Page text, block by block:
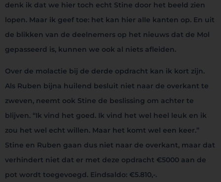
denk ik dat we hier toch echt Stine door het beeld zien
lopen. Maar ik geef toe: het kan hier alle kanten op. En uit
de blikken van de deelnemers op het nieuws dat de Mol
gepasseerd is, kunnen we ook al niets afleiden.
Over de molactie bij de derde opdracht kan ik kort zijn.
Als Ruben bijna huilend besluit niet naar de overkant te
zweven, neemt ook Stine de beslissing om achter te
blijven. “Ik vind het goed. Ik vind het wel heel leuk en ik
zou het wel echt willen. Maar het komt wel een keer.”
Stine en Ruben gaan dus niet naar de overkant, maar dat
verhindert niet dat er met deze opdracht €5000 aan de
pot wordt toegevoegd. Eindsaldo: €5.810,-.